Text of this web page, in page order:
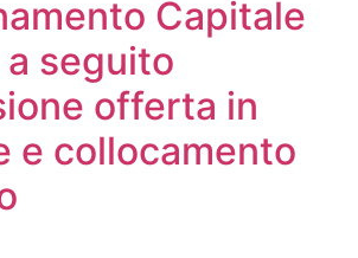
Capitale
seguito
offerta in
e collocamento